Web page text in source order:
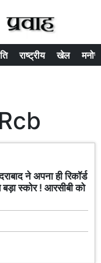
राष्ट्रीय खेल
ने अपना ही रिकॉर्ड
स्कोर ! आरसीबी को